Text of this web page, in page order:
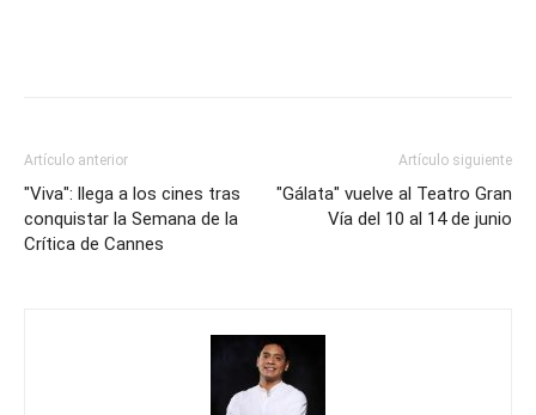
Artículo anterior
"Viva": llega a los cines tras
conquistar la Semana de la
Crítica de Cannes
Artículo siguiente
"Gálata" vuelve al Teatro Gran
Vía del 10 al 14 de junio